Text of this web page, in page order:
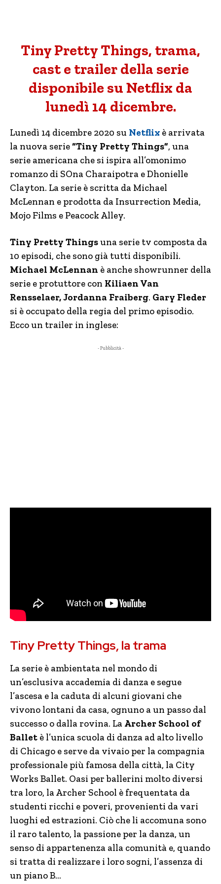
Tiny Pretty Things, trama,
cast e trailer della serie
disponibile su Netflix da
lunedì 14 dicembre.
Lunedì 14 dicembre 2020 su Netflix è arrivata
la nuova serie“Tiny Pretty Things”, una
serie americana che si ispira all’omonimo
romanzo di SOna Charaipotra e Dhonielle
Clayton. La serie è scritta da Michael
McLennan e prodotta da Insurrection Media,
Mojo Films e Peacock Alley.
Tiny Pretty Thingsuna serie tv composta da
10 episodi, che sono già tutti disponibili.
Michael McLennan è anche showrunner della
serie e protuttore con Kiliaen Van
Rensselaer, Jordanna Fraiberg. Gary Fleder
si è occupato della regia del primo episodio.
Ecco un trailer in inglese:
- Pubblicità -
Tiny Pretty Things, la trama
La serie è ambientata nel mondo di
un’esclusiva accademia di danza e segue
l’ascesa e la caduta di alcuni giovani che
vivono lontani da casa, ognuno a un passo dal
successo o dalla rovina. La Archer School of
Ballet è l’unica scuola di danza ad alto livello
di Chicago e serve da vivaio per la compagnia
professionale più famosa della città, la City
Works Ballet. Oasi per ballerini molto diversi
tra loro, la Archer School è frequentata da
studenti ricchi e poveri, provenienti da vari
luoghi ed estrazioni. Ciò che li accomuna sono
il raro talento, la passione per la danza, un
senso di appartenenza alla comunità e, quando
si tratta di realizzare i loro sogni, l’assenza di
un piano B…